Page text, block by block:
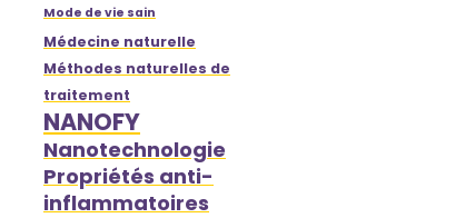
Mode de vie sain
Médecine naturelle
Méthodes naturelles de
traitement
NANOFY
Nanotechnologie
Propriétés anti-
inflammatoires